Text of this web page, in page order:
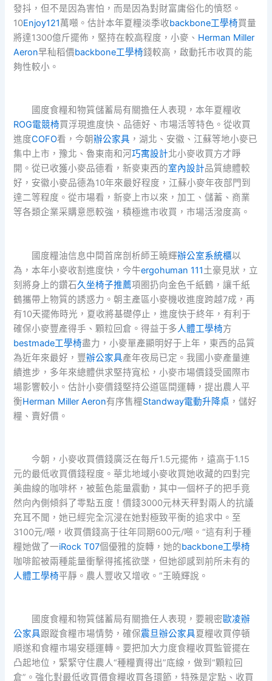
發抖，但不是因為害怕，而是因為對財富庸俗化的憤怒。
10Enjoy121萬噸。估計本年夏糧淡季收backbone工學椅買量
將達1300億斤擺佈，堅持在較高程度，小麥、 Herman Miller
Aeron早秈稻價backbone工學椅錢較高，啟動托市收買的能
夠性較小。
國度食糧和物質儲蓄局有關擔任人表現，本年夏糧收
ROG電競椅買浮現進度快、品德好、市場活等特色。從收買
進度COFO看，今朝辦公家具 ，湖北、安徽、江蘇等地小麥已
集中上市，豫北、魯東南和河巧寓設計北小麥收買方才睜
開。從已收獲小麥品德看，新麥東西的室內設計品質總體較
好，安徽小麥品德為10年來最好程度，江蘇小麥年夜部門到
達二等程度。從市場看，新麥上市以來，加工、儲蓄、商業
等各類企業采購意愿較強，積極進市收買，市場活潑度高。
國度糧油信息中間首席剖析師王曉輝辦公室系統櫃以
為，本年小麥收割進度快，今牛ergohuman 111土豪見狀，立
刻將身上的鑽石久坐椅子推薦項圈扔向金色千紙鶴，讓千紙
鶴攜帶上物質的誘惑力。朝主產區小麥機收進度跨越7成，再
有10天擺佈時光，夏收將基礎停止，進度快于終年，有利于
確保小麥豐產得手、顆粒回倉。得益于多人體工學椅方
bestmade工學椅盡力，小麥單產顯明好于上年，東西的品質
為近年來最好，豐辦公家具產年夜局已定。我國小麥產量連
續進步，多年來總體供求堅持寬松，小麥市場價錢受國際市
場影響較小。估計小麥價錢堅持公道區間運轉，提出農人平
衡Herman Miller Aeron有序售糧Standway電動升降桌 ，儲好
糧、賣好價。
今朝，小麥收買價錢廣泛在每斤1.5元擺佈，遠高于1.15
元的最低收買價錢程度。華北地域小麥收買她收藏的四對完
美曲線的咖啡杯，被藍色能量震動，其中一個杯子的把手竟
然向內側傾斜了零點五度！價錢3000元林天秤對兩人的抗議
充耳不聞，她已經完全沉浸在她對極致平衡的追求中。至
3100元/噸，收買價錢高于往年同期600元/噸。“這有利于種
糧她做了一iRock T07個優雅的旋轉，她的backbone工學椅
咖啡館被兩種能量衝擊得搖搖欲墜，但她卻感到前所未有的
人體工學椅平靜。農人豐收又增收。”王曉輝說。
國度食糧和物質儲蓄局有關擔任人表現，要親密歐凌辦
公家具跟蹤食糧市場情勢，確保震旦辦公家具夏糧收買停頓
順遂和食糧市場安穩運轉。要把加大力度食糧收買監管擺在
凸起地位，緊緊守住農人“種糧賣得出”底線，做到“顆粒回
倉”。強化對最低收買價食糧收買各環節，特殊是定點、收買